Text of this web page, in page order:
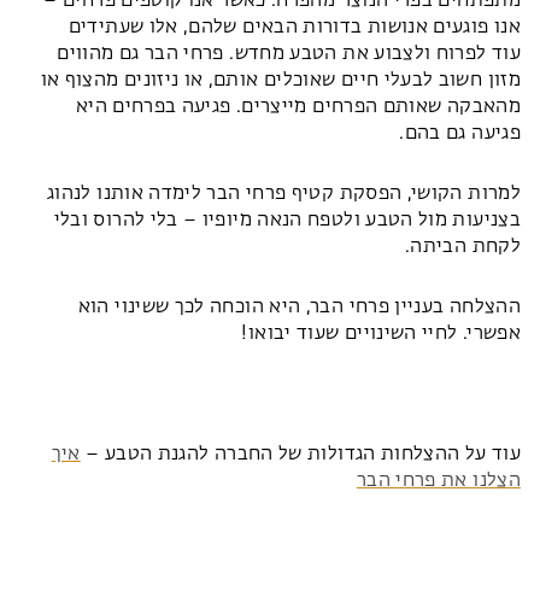
אנו פוגעים אנושות בדורות הבאים שלהם, אלו שעתידים
עוד לפרוח ולצבוע את הטבע מחדש. פרחי הבר גם מהווים
מזון חשוב לבעלי חיים שאוכלים אותם, או ניזונים מהצוף או
מהאבקה שאותם הפרחים מייצרים. פגיעה בפרחים היא
פגיעה גם בהם.
למרות הקושי, הפסקת קטיף פרחי הבר לימדה אותנו לנהוג
בצניעות מול הטבע ולטפח הנאה מיופיו – בלי להרוס ובלי
לקחת הביתה.
ההצלחה בעניין פרחי הבר, היא הוכחה לכך ששינוי הוא
אפשרי. לחיי השינויים שעוד יבואו!
עוד על ההצלחות הגדולות של החברה להגנת הטבע – איך
הצלנו את פרחי הבר